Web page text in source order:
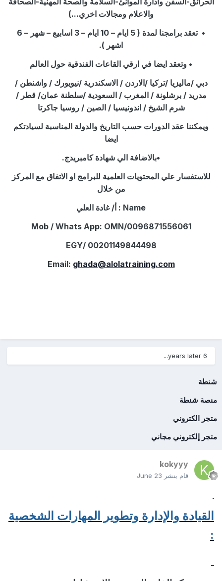
والاعلام ومجالات اخري...)
•
تعقد برامجنا لمدة ( 5 ايام – 10 ايام – 3 اسابيع – شهر – 6
اشهر ) .
• وتعقد ايضا في ارقي القاعات الفندقية حول العالم
دبي /ماليزيا /تركيا /الاردن / الاسكندرية /نيويورك / واشنطن /
مدريد / برشلونة / المغرب / السعودية /سلطنة عمان/ قطر /
شرم الشيخ / اندونيسيا / الصين / روسيا جاكرتا
ويمكننا عقد الدورات حسب التاريخ والدولة المناسبة لسيادتكم
ايضا
•بالاضافة الي شهادة كامبريدج.
للاستفسار علي المحتويات العلمية للبرامج او الاتفاق مع المركز
من خلال
Name :
أ/ غادة العلي
Mob / Whats App: OMN/0096871556061
EGY/ 00201149844498
Email:ghada@alolatraining.com
6 years later...
شنطة
منصة شنطة
متجر الكتروني
متجر إلكتروني مجاني
kokyyy
قام بنشر June 23
القيادة والإدارة وتطوير المهارات الشخصية
: